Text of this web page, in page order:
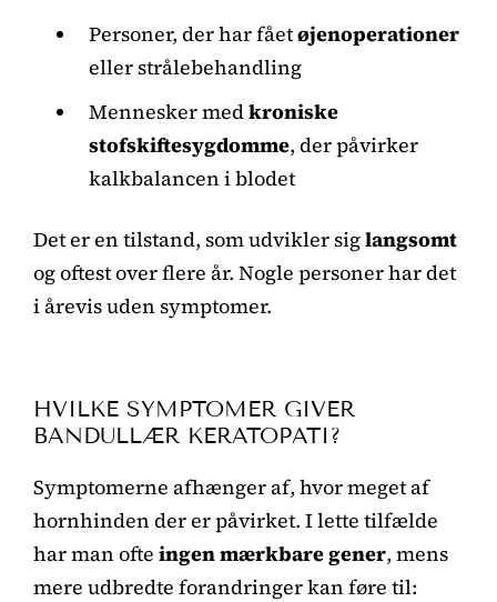
Personer, der har fåetøjenoperationer
eller strålebehandling
Mennesker medkroniske
stofskiftesygdomme, der påvirker
kalkbalancen i blodet
Det er en tilstand, som udvikler siglangsomt
og oftest over flere år. Nogle personer har det
i årevis uden symptomer.
HVILKE SYMPTOMER GIVER
BANDULLÆR KERATOPATI?
Symptomerne afhænger af, hvor meget af
hornhinden der er påvirket. I lette tilfælde
har man ofte ingen mærkbare gener, mens
mere udbredte forandringer kan føre til: